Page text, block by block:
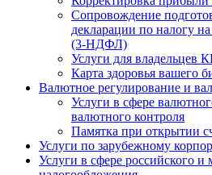
Сопровождение
декларации по налогу
(3-НДФЛ)
Услуги для владельцев
Карта здоровья вашего
Валютное регулирование и
Услуги в сфере
валютного контроля
Памятка при открытии
Услуги по зарубежному
Услуги в сфере российского и